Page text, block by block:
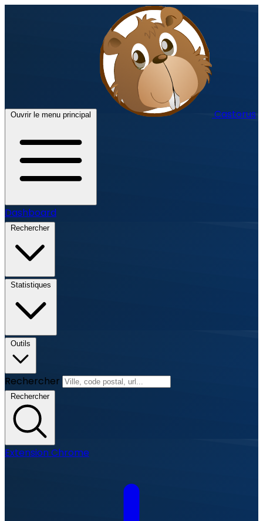
Ouvrir le menu principal Castorus
Dashboard
Rechercher
Statistiques
Outils
Rechercher
Rechercher
Extension Chrome